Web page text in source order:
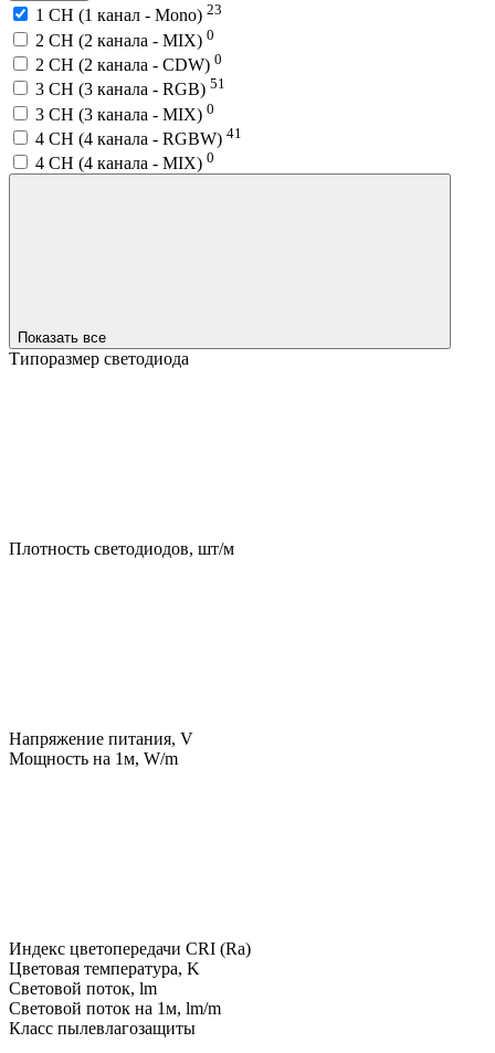
1 CH (1 канал - Mono) 23
2 CH (2 канала - MIX) 0
2 CH (2 канала - CDW) 0
3 CH (3 канала - RGB) 51
3 CH (3 канала - MIX) 0
4 CH (4 канала - RGBW) 41
4 CH (4 канала - MIX) 0
Показать все
Типоразмер светодиода
Плотность светодиодов, шт/м
Напряжение питания, V
Мощность на 1м, W/m
Индекс цветопередачи CRI (Ra)
Цветовая температура, K
Световой поток, lm
Световой поток на 1м, lm/m
Класс пылевлагозащиты